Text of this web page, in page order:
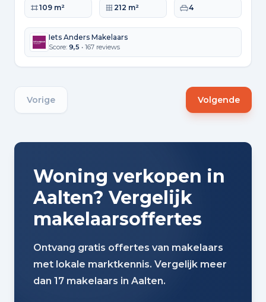
Woonoppervlakte
109 m² Perceeloppervlakte
212 m² Slaapkamers
4
Iets Anders Makelaars
Score: 9,5 • 167 reviews
Vorige Volgende
Woning verkopen in
Aalten? Vergelijk
makelaarsoffertes
Ontvang gratis offertes van makelaars
met lokale marktkennis. Vergelijk meer
dan 17 makelaars in Aalten.